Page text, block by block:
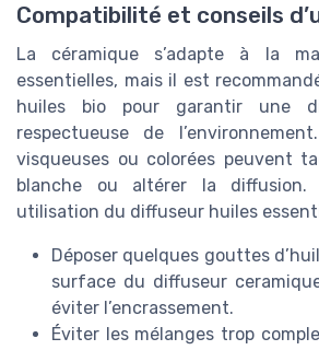
Compatibilité et conseils
La céramique s’adapte à la
essentielles, mais il est
huiles bio pour garantir une
respectueuse de
visqueuses ou colorées peuvent
blanche ou altérer la diffusion.
utilisation du diffuseur huiles
Déposer quelques gouttes
surface du diffuseur
éviter l’encrassement.
Éviter les mélanges trop